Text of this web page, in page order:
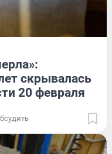
скрывалась
20 февраля